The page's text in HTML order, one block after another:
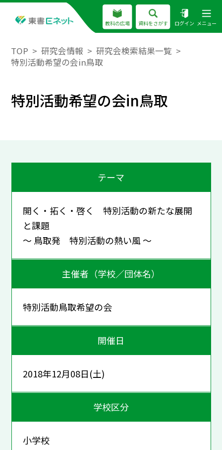
教科の広場 資料をさがす ログイン メニュー
TOP 研究会情報
研究会検索結果一覧
特別活動希望の会in鳥取
特別活動希望の会in鳥取
テーマ
開く・拓く・啓く 特別活動の新たな展開
と課題
～ 鳥取発 特別活動の熱い風 ～
主催者（学校／団体名）
特別活動鳥取希望の会
開催日
2018年12月08日(土)
学校区分
小学校